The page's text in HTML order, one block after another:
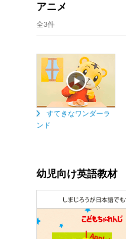
アニメ
全3件
すてきなワンダーラ
ンド
幼児向け英語教材